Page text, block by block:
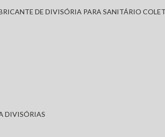
DE DIVISÓRIA PARA SANITÁRIO
DIVISÓRIAS